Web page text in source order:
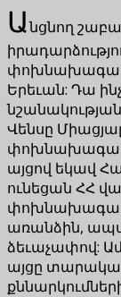
Անցնող
փոխնախագահ
Երեւան: Դա
Վենսը
այցով եկավ
ունեցան ՀՀ
առանձին,
ձեւաչափով:
այցը